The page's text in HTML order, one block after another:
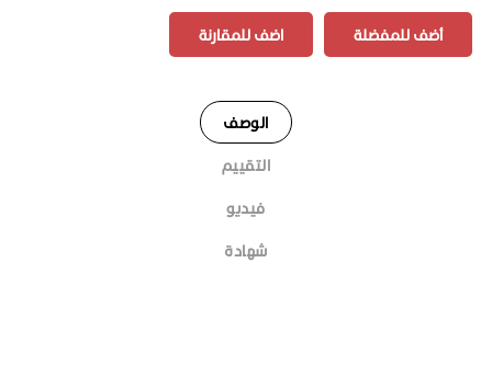
أضف للمفضلة اضف للمقارنة
الوصف
التقييم
فيديو
شهادة